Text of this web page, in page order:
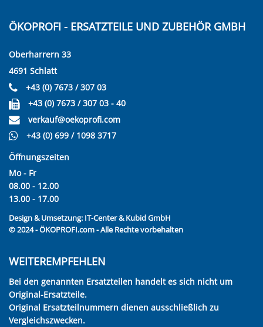
ÖKOPROFI - ERSATZTEILE UND ZUBEHÖR GMBH
Oberharrern 33
4691 Schlatt
+43 (0) 7673 / 307 03
+43 (0) 7673 / 307 03 - 40
verkauf@oekoprofi.com
+43 (0) 699 / 1098 3717
Öffnungszeiten
Mo - Fr
08.00 - 12.00
13.00 - 17.00
Design & Umsetzung: IT-Center & Kubid GmbH
© 2024 - ÖKOPROFI.com - Alle Rechte vorbehalten
WEITEREMPFEHLEN
Bei den genannten Ersatzteilen handelt es sich nicht um
Original-Ersatzteile.
Original Ersatzteilnummern dienen ausschließlich zu
Vergleichszwecken.